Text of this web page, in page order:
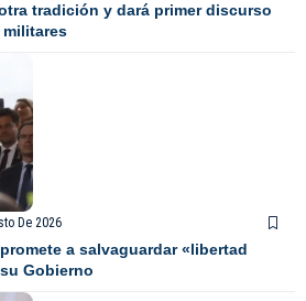
tradición y dará primer discurso
De 2026
a salvaguardar «libertad
Gobierno